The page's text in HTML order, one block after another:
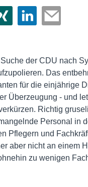
der CDU nach
Das
für die einjährige
Überzeugung - und
Richtig
Personal in
Pflegern und
aber nicht an einem
zu wenigen